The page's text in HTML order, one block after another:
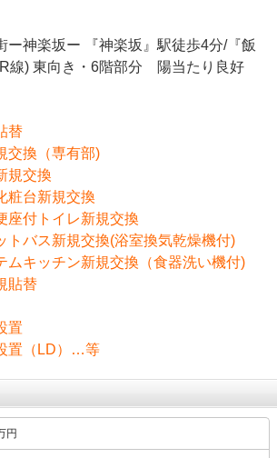
ー神楽坂ー 『神楽坂』駅徒歩4分/『飯
線) 東向き・6階部分 陽当たり良好
替
交換（専有部)
規交換
粧台新規交換
座付トイレ新規交換
トバス新規交換(浴室換気乾燥機付)
ムキッチン新規交換（食器洗い機付)
貼替
置
置（LD）…等
円